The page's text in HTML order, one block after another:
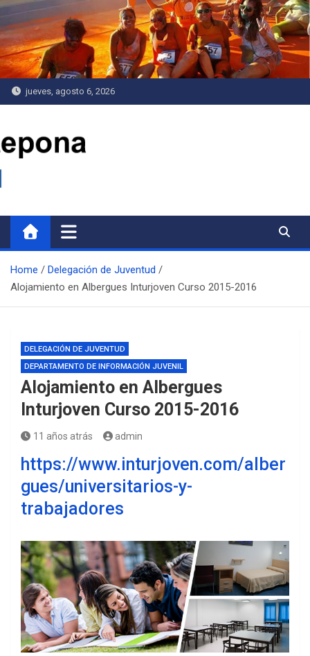
Saltar
al
contenido
jueves, agosto 6, 2026
Home
Delegación de Juventud
Alojamiento en Albergues Inturjoven Curso 2015-2016
DELEGACIÓN DE JUVENTUD
DEPARTAMENTO DE INFORMACIÓN JUVENIL
Alojamiento en Albergues
Inturjoven Curso 2015-2016
11 años atrás admin
https://www.inturjoven.com/alber
gues/universitarios-y-
trabajadores